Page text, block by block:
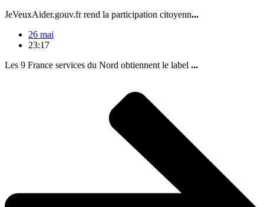
JeVeuxAider.gouv.fr rend la participation citoyenn...
26 mai
23:17
Les 9 France services du Nord obtiennent le label ...